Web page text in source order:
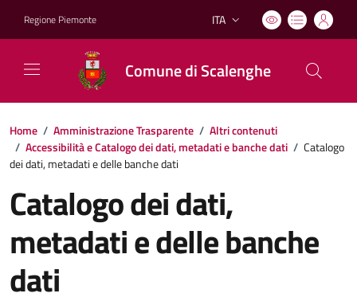
Regione Piemonte Lingua attiva:
ITA
Comune di Scalenghe
Home / Amministrazione Trasparente / Altri contenuti
/ Accessibilità e Catalogo dei dati, metadati e banche dati / Catalogo
dei dati, metadati e delle banche dati
Catalogo dei dati,
metadati e delle banche
dati